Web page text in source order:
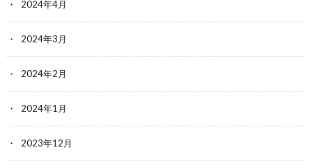
2024年4月
2024年3月
2024年2月
2024年1月
2023年12月